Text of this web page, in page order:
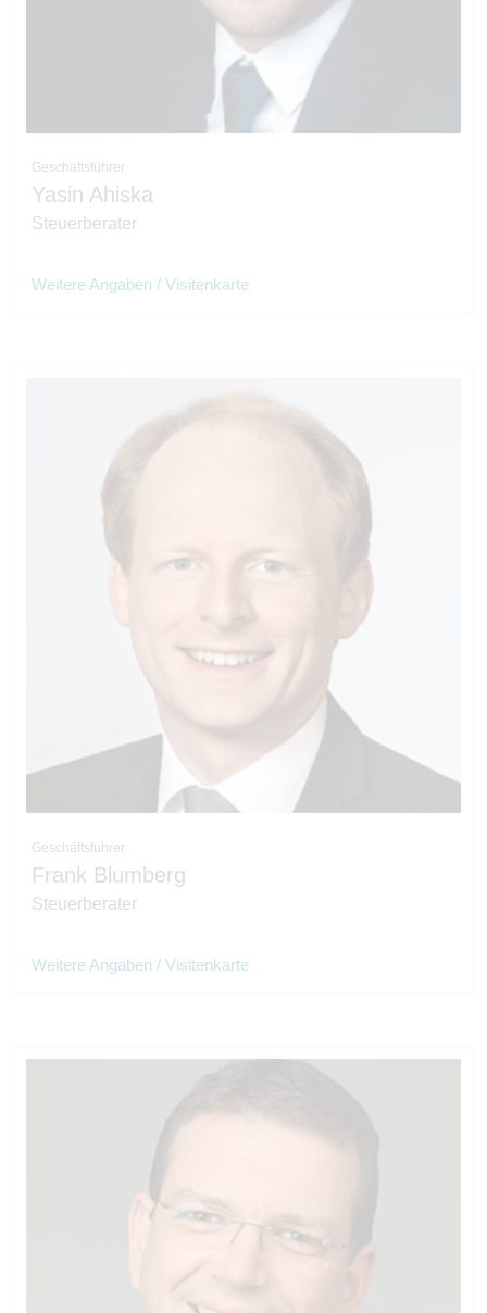
Geschäftsführer
Yasin Ahiska
Steuerberater
Weitere Angaben / Visitenkarte
Geschäftsführer
Frank Blumberg
Steuerberater
Weitere Angaben / Visitenkarte